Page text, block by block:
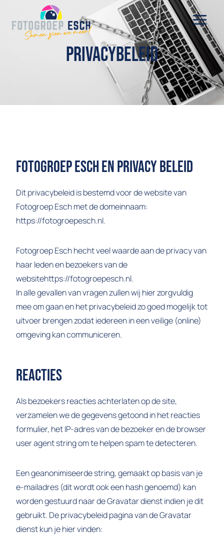
naar
Privacybeleid
Fotogroep Esch En Privacy Beleid
Dit privacybeleid is bestemd voor de website van
Fotogroep Esch met de domeinnaam:
https://fotogroepesch.nl.
Fotogroep Esch hecht veel waarde aan de privacy van
haar leden en bezoekers van de
websitehttps://fotogroepesch.nl.
In alle gevallen van vragen zullen wij hier zorgvuldig
mee om gaan en het privacybeleid zo goed mogelijk tot
uitvoer brengen zodat iedereen in een veilige (online)
omgeving kan communiceren.
Reacties
Als bezoekers reacties achterlaten op de site,
verzamelen we de gegevens getoond in het reacties
formulier, het IP-adres van de bezoeker en de browser
user agent string om te helpen spam te detecteren.
Een geanonimiseerde string, gemaakt op basis van je
e-mailadres (dit wordt ook een hash genoemd) kan
worden gestuurd naar de Gravatar dienst indien je dit
gebruikt. De privacybeleid pagina van de Gravatar
dienst kun je hier vinden: